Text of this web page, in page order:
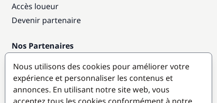
Accès loueur
Devenir partenaire
Nos Partenaires
Destinations populaires
Nous utilisons des cookies pour améliorer votre
expérience et personnaliser les contenus et
annonces. En utilisant notre site web, vous